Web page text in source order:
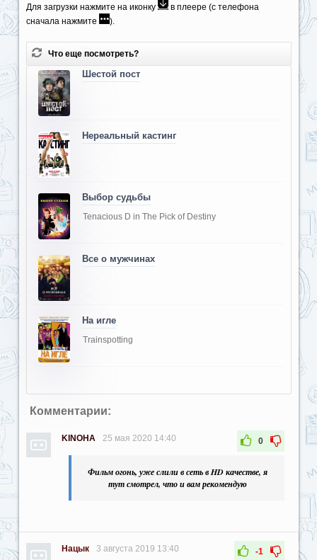
Для загрузки нажмите на иконку
в плеере (с телефона
сначала нажмите
).
Что еще посмотреть?
Шестой пост
Нереальный кастинг
Выбор судьбы
Tenacious D in The Pick of Destiny
Все о мужчинах
На игле
Trainspotting
Комментарии:
KINOHA 25 мая 2020 14:40 0
Фильм огонь, уже слили в сеть в HD качестве, я
тут смотрел, что и вам рекомендую
Нацык 3 августа 2019 13:40
-1